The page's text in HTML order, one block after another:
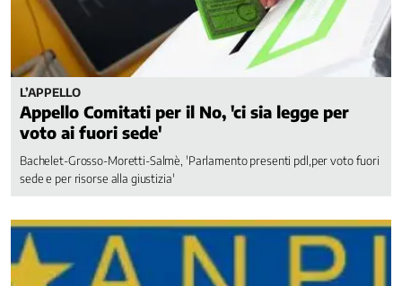
L’APPELLO
Appello Comitati per il No, 'ci sia legge per
voto ai fuori sede'
Bachelet-Grosso-Moretti-Salmè, 'Parlamento presenti pdl,per voto fuori
sede e per risorse alla giustizia'